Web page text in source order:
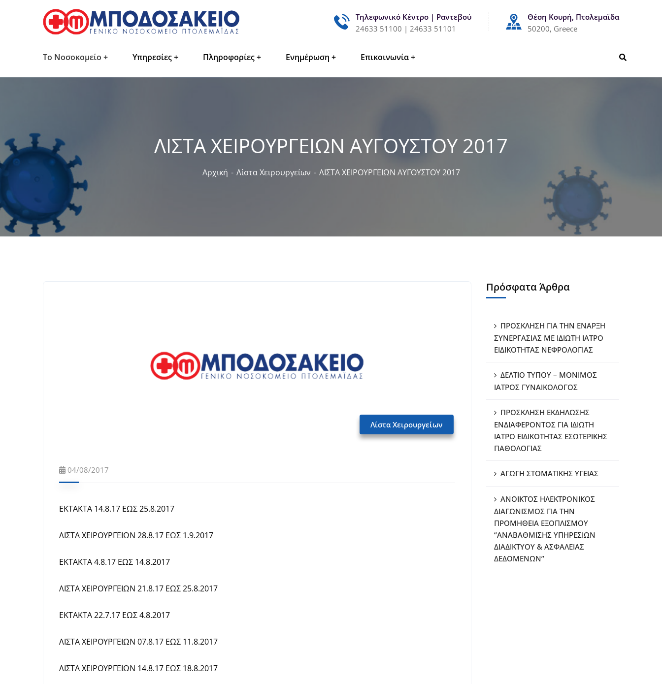
Τηλεφωνικό Κέντρο | Ραντεβού
24633 51100 | 24633 51101
Θέση Κουρή, Πτολεμαϊδα
50200, Greece
Το Νοσοκομείο Υπηρεσίες Πληροφορίες Ενημέρωση Επικοινωνία
ΛΙΣΤΑ ΧΕΙΡΟΥΡΓΕΙΩΝ ΑΥΓΟΥΣΤΟΥ 2017
Αρχική Λίστα Χειρουργείων ΛΙΣΤΑ ΧΕΙΡΟΥΡΓΕΙΩΝ ΑΥΓΟΥΣΤΟΥ 2017
Λίστα Χειρουργείων
04/08/2017
ΕΚΤΑΚΤΑ 14.8.17 ΕΩΣ 25.8.2017
ΛΙΣΤΑ ΧΕΙΡΟΥΡΓΕΙΩΝ 28.8.17 ΕΩΣ 1.9.2017
ΕΚΤΑΚΤΑ 4.8.17 ΕΩΣ 14.8.2017
ΛΙΣΤΑ ΧΕΙΡΟΥΡΓΕΙΩΝ 21.8.17 ΕΩΣ 25.8.2017
ΕΚΤΑΚΤΑ 22.7.17 ΕΩΣ 4.8.2017
ΛΙΣΤΑ ΧΕΙΡΟΥΡΓΕΙΩΝ 07.8.17 ΕΩΣ 11.8.2017
ΛΙΣΤΑ ΧΕΙΡΟΥΡΓΕΙΩΝ 14.8.17 ΕΩΣ 18.8.2017
Πρόσφατα Άρθρα
ΠΡΟΣΚΛΗΣΗ ΓΙΑ ΤΗΝ ΕΝΑΡΞΗ
ΣΥΝΕΡΓΑΣΙΑΣ ΜΕ ΙΔΙΩΤΗ ΙΑΤΡΟ
ΕΙΔΙΚΟΤΗΤΑΣ ΝΕΦΡΟΛΟΓΙΑΣ
ΔΕΛΤΙΟ ΤΥΠΟΥ – ΜΟΝΙΜΟΣ
ΙΑΤΡΟΣ ΓΥΝΑΙΚΟΛΟΓΟΣ
ΠΡΟΣΚΛΗΣΗ ΕΚΔΗΛΩΣΗΣ
ΕΝΔΙΑΦΕΡΟΝΤΟΣ ΓΙΑ ΙΔΙΩΤΗ
ΙΑΤΡΟ ΕΙΔΙΚΟΤΗΤΑΣ ΕΣΩΤΕΡΙΚΗΣ
ΠΑΘΟΛΟΓΙΑΣ
ΑΓΩΓΗ ΣΤΟΜΑΤΙΚΗΣ ΥΓΕΙΑΣ
ΑΝΟΙΚΤΟΣ ΗΛΕΚΤΡΟΝΙΚΟΣ
ΔΙΑΓΩΝΙΣΜΟΣ ΓΙΑ ΤΗΝ
ΠΡΟΜΗΘΕΙΑ ΕΞΟΠΛΙΣΜΟΥ
“ΑΝΑΒΑΘΜΙΣΗΣ ΥΠΗΡΕΣΙΩΝ
ΔΙΑΔΙΚΤΥΟΥ & ΑΣΦΑΛΕΙΑΣ
ΔΕΔΟΜΕΝΩΝ”